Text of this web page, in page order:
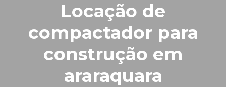
Locação de
compactador para
construção em
araraquara